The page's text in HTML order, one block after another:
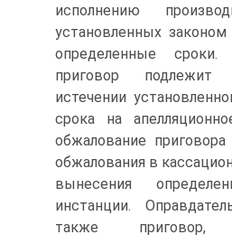
исполнению
установленных
определенные сроки.
приговор
истечении
срока на
обжалование
обжалования в
вынесения
инстанции.
также приговор,